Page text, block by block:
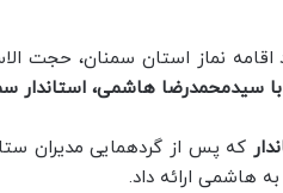
نماز استان سمنان، حجت
با سیدمحمدرضا هاشمی، استاندار
که پس از گردهمایی مدیران
هاشمی ارائه داد.